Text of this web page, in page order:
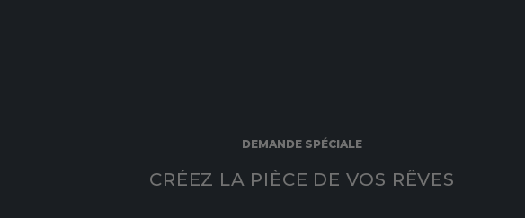
DEMANDE SPÉCIALE
CRÉEZ LA PIÈCE DE VOS RÊVES